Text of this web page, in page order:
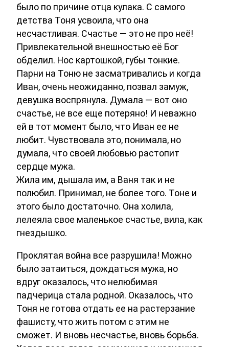
было по причине отца кулака. С самого
детства Тоня усвоила, что она
несчастливая. Счастье — это не про неё!
Привлекательной внешностью её Бог
обделил. Нос картошкой, губы тонкие.
Парни на Тоню не засматривались и когда
Иван, очень неожиданно, позвал замуж,
девушка воспрянула. Думала — вот оно
счастье, не все еще потеряно! И неважно
ей в тот момент было, что Иван ее не
любит. Чувствовала это, понимала, но
думала, что своей любовью растопит
сердце мужа.
Жила им, дышала им, а Ваня так и не
полюбил. Принимал, не более того. Тоне и
этого было достаточно. Она холила,
лелеяла свое маленькое счастье, вила, как
гнездышко.
Проклятая война все разрушила! Можно
было затаиться, дождаться мужа, но
вдруг оказалось, что нелюбимая
падчерица стала родной. Оказалось, что
Тоня не готова отдать ее на растерзание
фашисту, что жить потом с этим не
сможет. И вновь несчастье, вновь борьба.